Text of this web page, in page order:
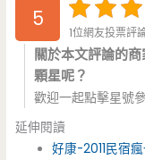
5
1位網友投票評
關於本文評論的
顆星呢？
歡迎一起點擊星號
延伸閱讀
好康-2011民宿